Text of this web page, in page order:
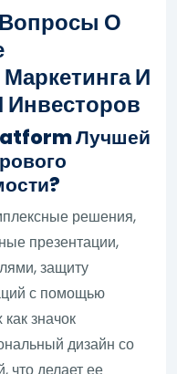
О
И
Лучшей
решения,
презентации,
защиту
с помощью
значок
дизайн со
что делает ее